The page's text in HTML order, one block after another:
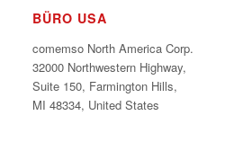
BÜRO USA
comemso North America Corp.
32000 Northwestern Highway,
Suite 150, Farmington Hills,
MI 48334, United States